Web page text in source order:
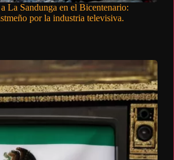
La Sandunga en el Bicentenario:
por la industria televisiva.